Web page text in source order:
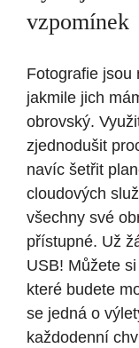
vzpomínek
Fotografie jsou
jakmile jich
obrovský.
zjednodušit
navíc šetřit
cloudových
všechny své
přístupné. Už
USB! Můžete
které budete
se jedná o
každodenní